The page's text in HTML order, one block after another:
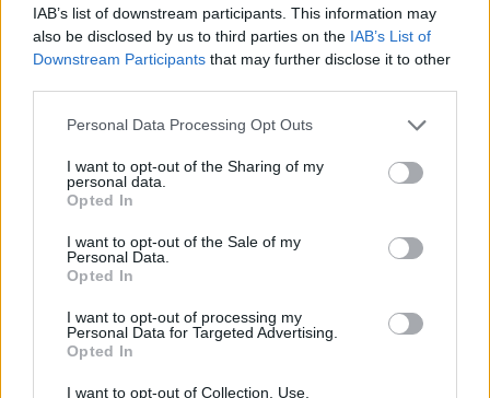
IAB’s list of downstream participants. This information may
also be disclosed by us to third parties on the IAB’s List of
Downstream Participants that may further disclose it to other
Personal Data Processing Opt Outs
I want to opt-out of the Sharing of my
personal data.
Opted In
I want to opt-out of the Sale of my
Personal Data.
Opted In
I want to opt-out of processing my
Personal Data for Targeted Advertising.
Opted In
I want to opt-out of Collection, Use,
Gérer les peurs et les résistances spécifiques
Pour les peurs liées à l’eau ou à la douche
Commencer par des bains tièdes, courts, et
Utiliser des accessoires pour rassurer, comme un
tapis antidérapant ou une douchette à faible
débit.
Expliquer calmement à l’enfant ce qui va se
ses craintes.